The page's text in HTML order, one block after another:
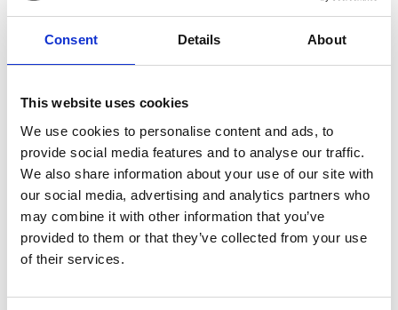
Consent Details About
This website uses cookies
We use cookies to personalise content and ads, to
provide social media features and to analyse our traffic.
We also share information about your use of our site with
our social media, advertising and analytics partners who
may combine it with other information that you’ve
provided to them or that they’ve collected from your use
of their services.
Bladlängd (in) 14